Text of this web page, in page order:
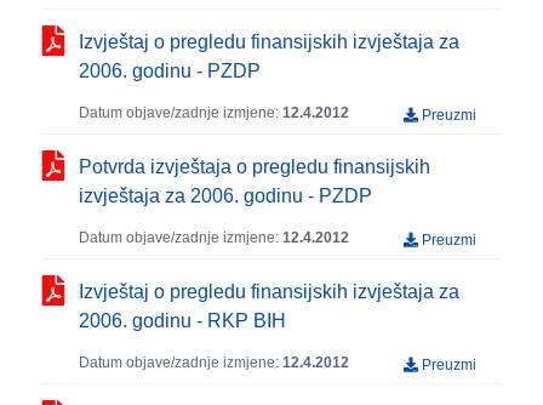
Izvještaj o pregledu finansijskih izvještaja za
2006. godinu - PZDP
Datum objave/zadnje izmjene: 12.4.2012 Preuzmi
Potvrda izvještaja o pregledu finansijskih
izvještaja za 2006. godinu - PZDP
Datum objave/zadnje izmjene: 12.4.2012 Preuzmi
Izvještaj o pregledu finansijskih izvještaja za
2006. godinu - RKP BIH
Datum objave/zadnje izmjene: 12.4.2012 Preuzmi